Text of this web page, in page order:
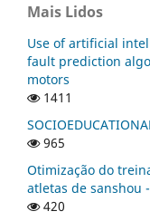
Mais Lidos
Use of artificial
fault prediction
motors
1411
965
Otimização do
atletas de sanshou
420